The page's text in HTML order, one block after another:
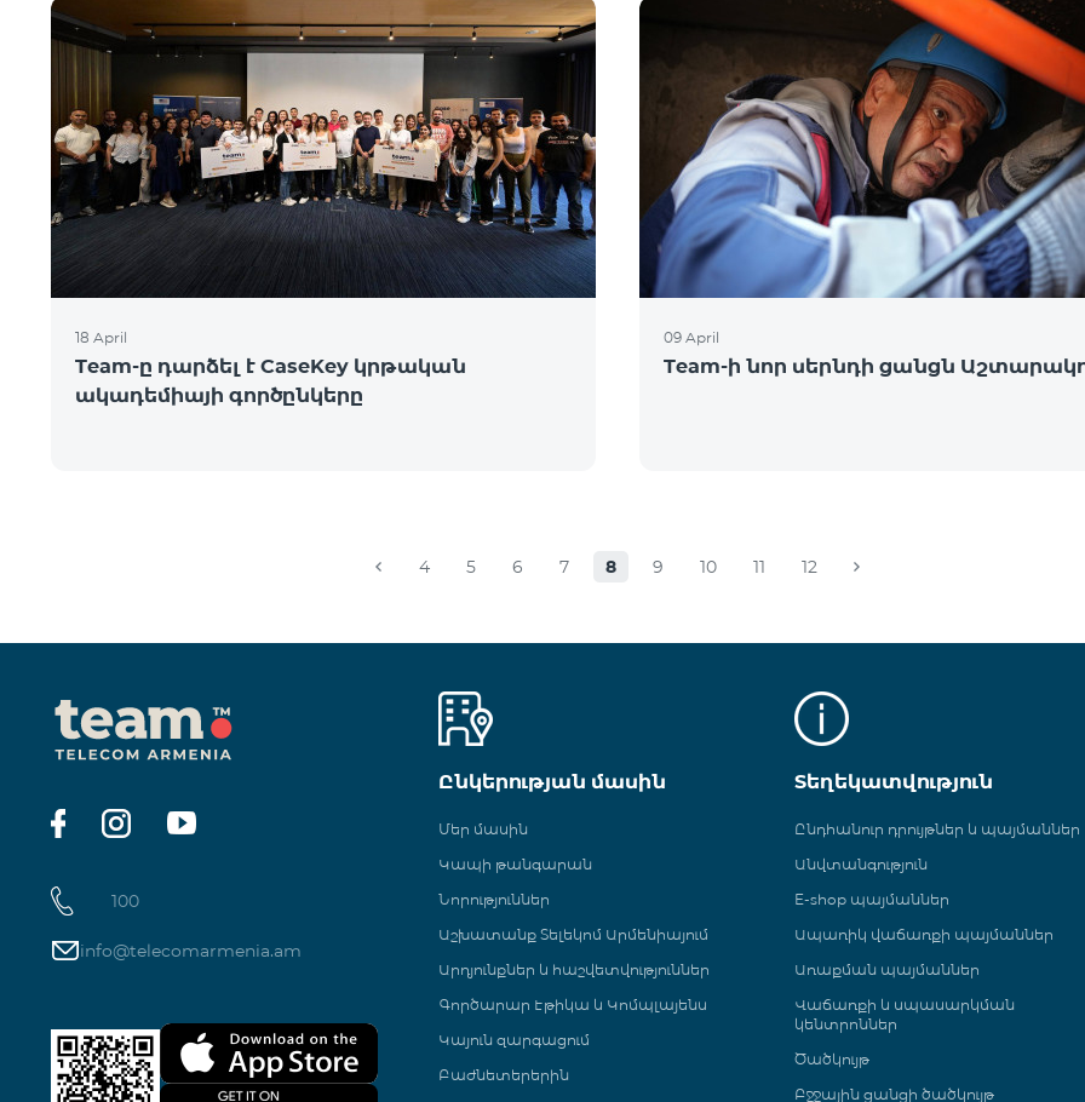
18 April
Team-ը դարձել է CaseKey կրթական
ակադեմիայի գործընկերը
09 April
Team-ի նոր սերնդի ցանցն
4 5 6 7 8 9 10 11 12
100
info@telecomarmenia.am
Ընկերության մասին
Մեր մասին
Կապի թանգարան
Նորություններ
Աշխատանք Տելեկոմ Արմենիայում
Արդյունքներ և հաշվետվություններ
Գործարար Էթիկա և Կոմպլայենս
Կայուն զարգացում
Բաժնետերերին
Տեղեկատվություն
Ընդհանուր դրույթներ և պայմաններ
Անվտանգություն
E-shop պայմաններ
Ապառիկ վաճառքի պայմաններ
Առաքման պայմաններ
Վաճառքի և սպասարկման
կենտրոններ
Ծածկույթ
Բջջային ցանցի ծածկույթ